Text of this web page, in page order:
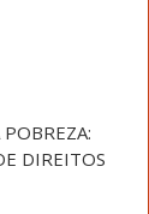
DIREITOS